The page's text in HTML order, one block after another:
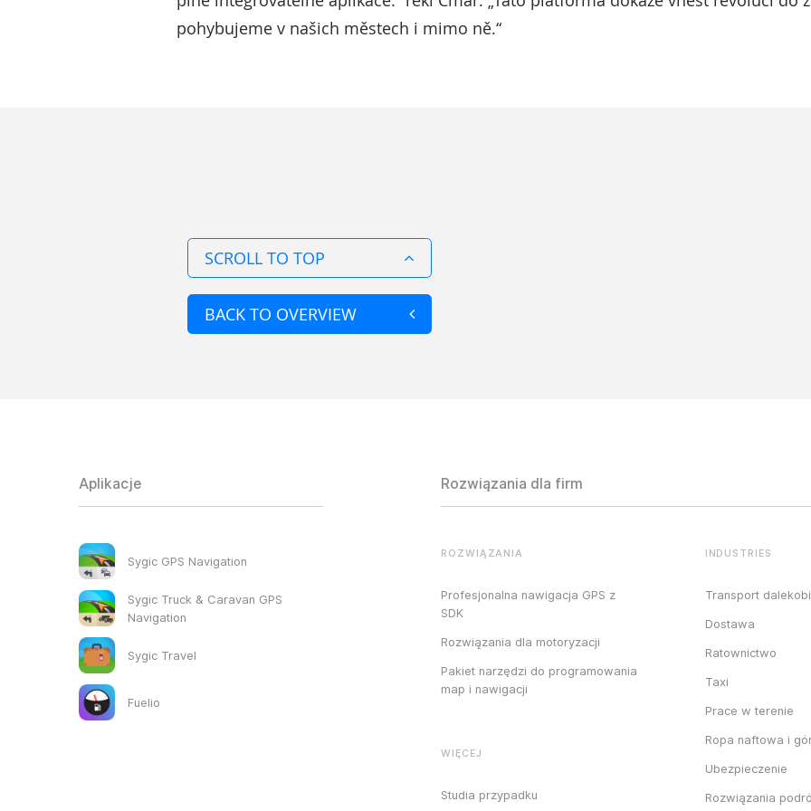
pohybujeme v našich městech i mimo ně.“
SCROLL TO TOP
BACK TO OVERVIEW
Aplikacje
Sygic GPS Navigation
Sygic Truck & Caravan GPS
Navigation
Sygic Travel
Fuelio
Rozwiązania dla firm
ROZWIĄZANIA
Profesjonalna nawigacja GPS z
SDK
Rozwiązania dla motoryzacji
Pakiet narzędzi do programowania
map i nawigacji
WIĘCEJ
Studia przypadku
INDUSTRIES
Transport
Dostawa
Ratownictwo
Taxi
Prace w terenie
Ropa naftowa i
Ubezpieczenie
Rozwiązania